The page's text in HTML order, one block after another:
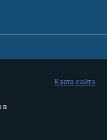
в
Карта сайта